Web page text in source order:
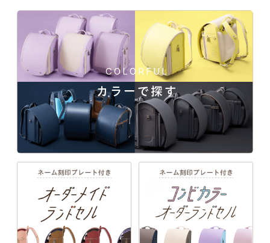
ブラックカラーをより豊かな表情に変える157シボ。使う
ほどに愛着のわくこだわりの黒にくすみカラーのアクセン
ト。
EXTERIOR DESIGN
人工皮革157シボの商品一覧
一人ひとりの「大好き」や「ワクワク」を叶え
る、21シリーズのデザインと100超のカラーライ
ンナップ。ランドセル探しは、お子さまの“感
性”と“自分らしさ”が花開く絶好のチャンス。
詳しく見る
COLORFUL
カラーで探す